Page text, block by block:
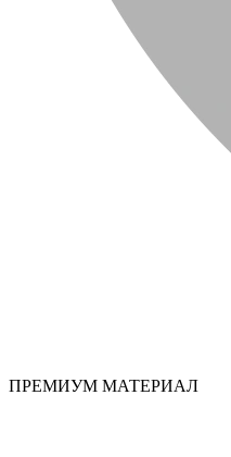
ПРЕМИУМ МАТЕРИАЛ